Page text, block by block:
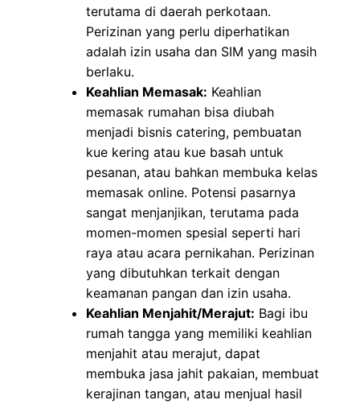
terutama di daerah perkotaan.
Perizinan yang perlu diperhatikan
adalah izin usaha dan SIM yang masih
berlaku.
Keahlian Memasak: Keahlian
memasak rumahan bisa diubah
menjadi bisnis catering, pembuatan
kue kering atau kue basah untuk
pesanan, atau bahkan membuka kelas
memasak online. Potensi pasarnya
sangat menjanjikan, terutama pada
momen-momen spesial seperti hari
raya atau acara pernikahan. Perizinan
yang dibutuhkan terkait dengan
keamanan pangan dan izin usaha.
Keahlian Menjahit/Merajut: Bagi ibu
rumah tangga yang memiliki keahlian
menjahit atau merajut, dapat
membuka jasa jahit pakaian, membuat
kerajinan tangan, atau menjual hasil